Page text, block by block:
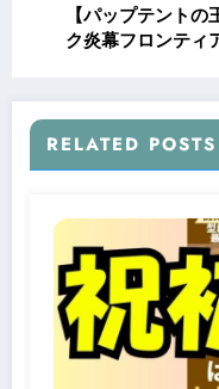
【パップテント
ク炎幕フロンティ
RELATED POSTS